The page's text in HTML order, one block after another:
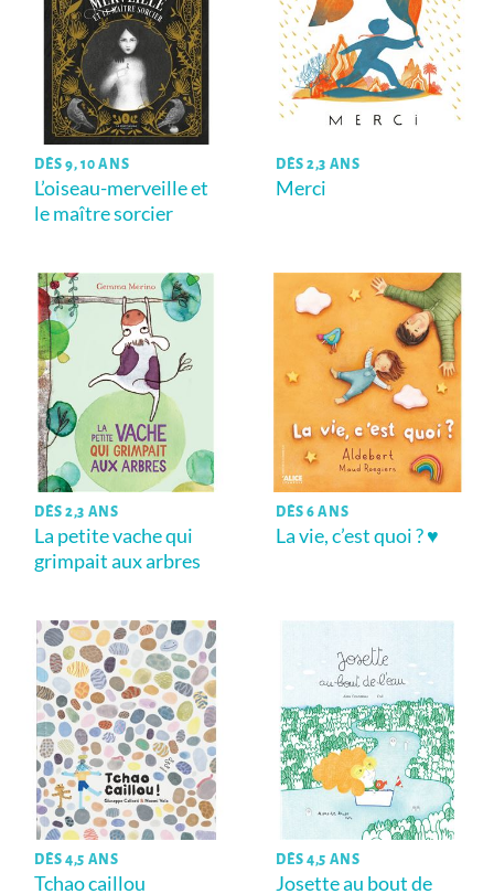
DÈS 9, 10 ANS
L’oiseau-merveille et
le maître sorcier
DÈS 2,3 ANS
Merci
DÈS 2,3 ANS
La petite vache qui
grimpait aux arbres
DÈS 6 ANS
La vie, c’est quoi ? ♥
DÈS 4,5 ANS
Tchao caillou
DÈS 4,5 ANS
Josette au bout de